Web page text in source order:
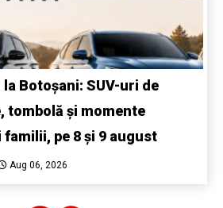
la Botoșani: SUV-uri de
tombolă și momente
pe 8 și 9 august
Aug 06, 2026